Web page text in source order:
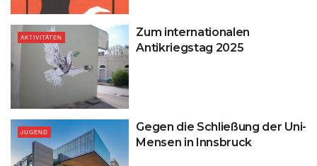
AKTIVITÄTEN
Zum internationalen
Antikriegstag 2025
JUGEND
Gegen die Schließung der Uni-
Mensen in Innsbruck